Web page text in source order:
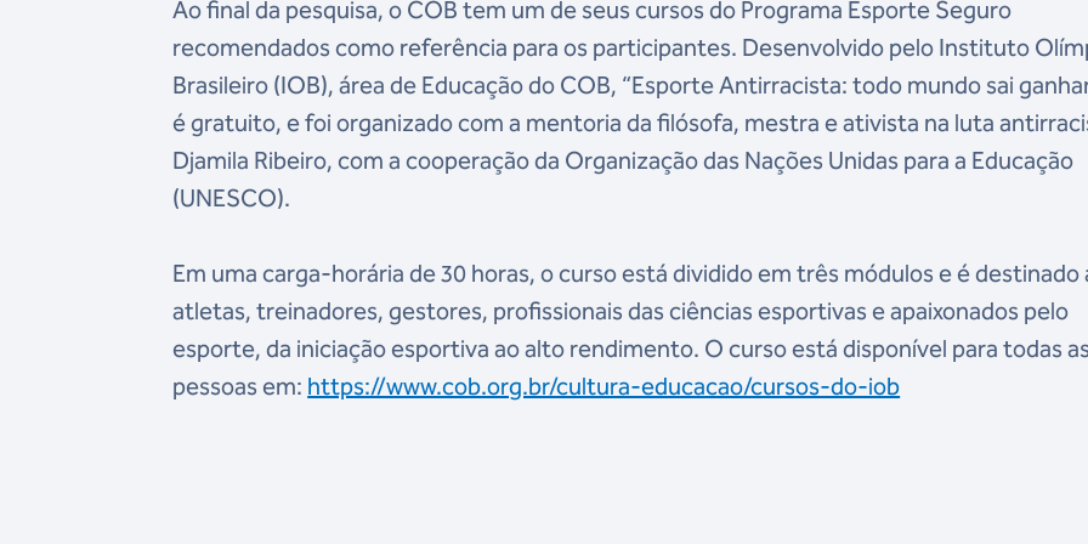
Ao final da pesquisa, o COB tem um de seus cursos do Programa Esporte Seguro
recomendados como referência para os participantes. Desenvolvido pelo Instituto
Brasileiro (IOB), área de Educação do COB, “Esporte Antirracista: todo mundo sai
é gratuito, e foi organizado com a mentoria da filósofa, mestra e ativista na luta
Djamila Ribeiro, com a cooperação da Organização das Nações Unidas para a Educação
(UNESCO).
Em uma carga-horária de 30 horas, o curso está dividido em três módulos e é destinado
atletas, treinadores, gestores, profissionais das ciências esportivas e apaixonados pelo
esporte, da iniciação esportiva ao alto rendimento. O curso está disponível para todas as
pessoas em: https://www.cob.org.br/cultura-educacao/cursos-do-iob